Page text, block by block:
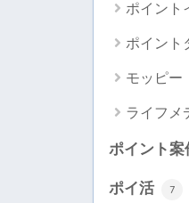
ポイント
ポイント
モッピー
ライフメ
ポイント案
ポイ活 7